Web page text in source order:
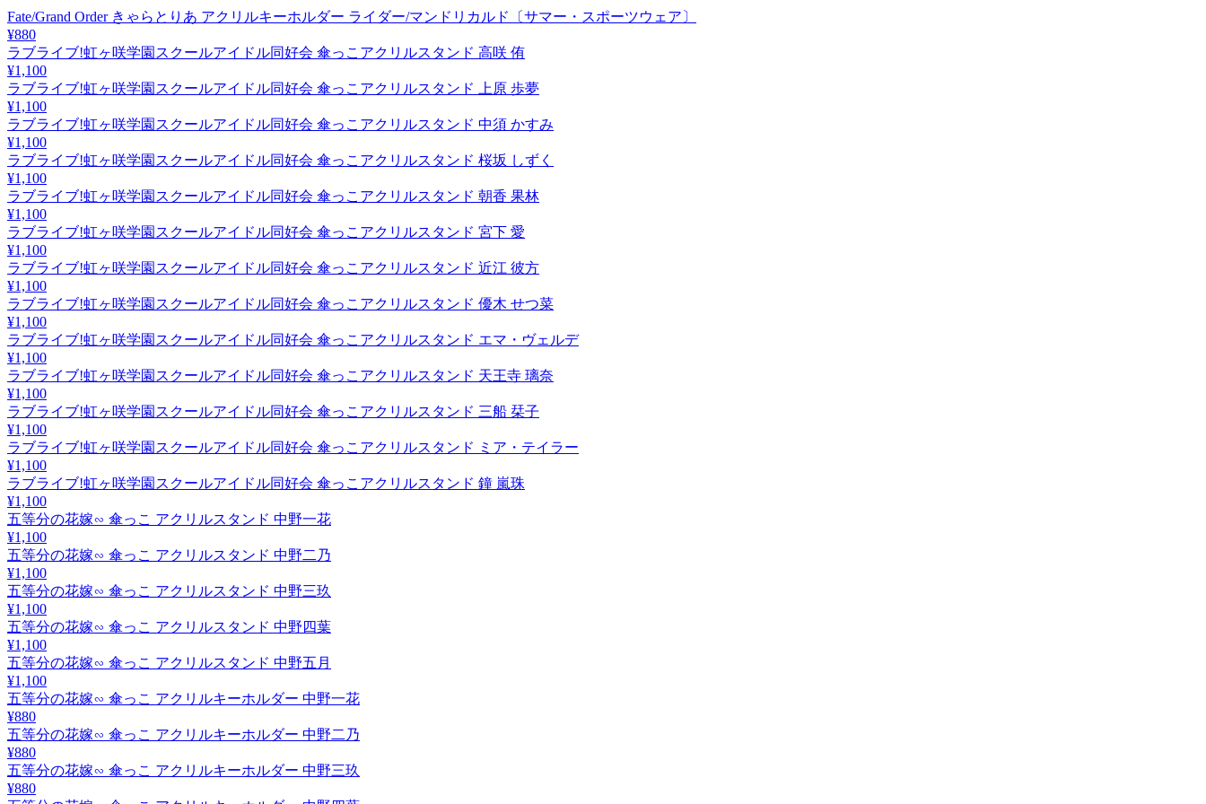
Fate/Grand Order きゃらとりあ アクリルキーホルダー ライダー/マンドリカルド〔サマー・スポーツウェア〕
¥880
ラブライブ!虹ヶ咲学園スクールアイドル同好会 傘っこアクリルスタンド 高咲 侑
¥1,100
ラブライブ!虹ヶ咲学園スクールアイドル同好会 傘っこアクリルスタンド 上原 歩夢
¥1,100
ラブライブ!虹ヶ咲学園スクールアイドル同好会 傘っこアクリルスタンド 中須 かすみ
¥1,100
ラブライブ!虹ヶ咲学園スクールアイドル同好会 傘っこアクリルスタンド 桜坂 しずく
¥1,100
ラブライブ!虹ヶ咲学園スクールアイドル同好会 傘っこアクリルスタンド 朝香 果林
¥1,100
ラブライブ!虹ヶ咲学園スクールアイドル同好会 傘っこアクリルスタンド 宮下 愛
¥1,100
ラブライブ!虹ヶ咲学園スクールアイドル同好会 傘っこアクリルスタンド 近江 彼方
¥1,100
ラブライブ!虹ヶ咲学園スクールアイドル同好会 傘っこアクリルスタンド 優木 せつ菜
¥1,100
ラブライブ!虹ヶ咲学園スクールアイドル同好会 傘っこアクリルスタンド エマ・ヴェルデ
¥1,100
ラブライブ!虹ヶ咲学園スクールアイドル同好会 傘っこアクリルスタンド 天王寺 璃奈
¥1,100
ラブライブ!虹ヶ咲学園スクールアイドル同好会 傘っこアクリルスタンド 三船 栞子
¥1,100
ラブライブ!虹ヶ咲学園スクールアイドル同好会 傘っこアクリルスタンド ミア・テイラー
¥1,100
ラブライブ!虹ヶ咲学園スクールアイドル同好会 傘っこアクリルスタンド 鐘 嵐珠
¥1,100
五等分の花嫁∽ 傘っこ アクリルスタンド 中野一花
¥1,100
五等分の花嫁∽ 傘っこ アクリルスタンド 中野二乃
¥1,100
五等分の花嫁∽ 傘っこ アクリルスタンド 中野三玖
¥1,100
五等分の花嫁∽ 傘っこ アクリルスタンド 中野四葉
¥1,100
五等分の花嫁∽ 傘っこ アクリルスタンド 中野五月
¥1,100
五等分の花嫁∽ 傘っこ アクリルキーホルダー 中野一花
¥880
五等分の花嫁∽ 傘っこ アクリルキーホルダー 中野二乃
¥880
五等分の花嫁∽ 傘っこ アクリルキーホルダー 中野三玖
¥880